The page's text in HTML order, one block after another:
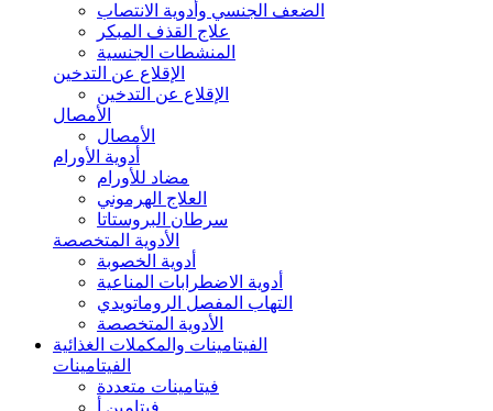
الضعف الجنسي وأدوية الانتصاب
علاج القذف المبكر
المنشطات الجنسية
الإقلاع عن التدخين
الإقلاع عن التدخين
الأمصال
الأمصال
أدوية الأورام
مضاد للأورام
العلاج الهرموني
سرطان البروستاتا
الأدوية المتخصصة
أدوية الخصوبة
أدوية الاضطرابات المناعية
التهاب المفصل الروماتويدي
الأدوية المتخصصة
الفيتامينات والمكملات الغذائية
الفيتامينات
فيتامينات متعددة
فيتامين أ